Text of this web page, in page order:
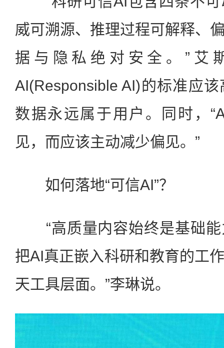
威可溯源、推理过程可解释、
据与隐私绝对安全。”艾
AI(Responsible AI)的标准应
数据永远属于用户。同时，
见，而应该主动减少偏见。”
如何落地“可信AI”？
“高质量内容始终是基础能
把AI真正嵌入科研和教育的工
天工具层面。”李琳说。